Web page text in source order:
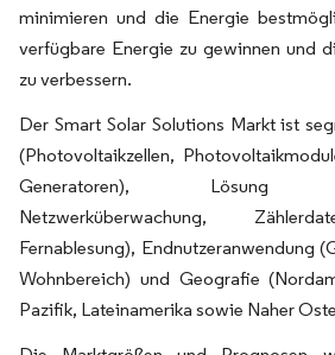
minimieren und die Energie
verfügbare Energie zu gewinnen und
zu verbessern.
Der Smart Solar Solutions Markt ist
(Photovoltaikzellen,
Generatoren), Lösung
Netzwerküberwachung,
Fernablesung), Endnutzeranwendung
Wohnbereich) und Geografie
Pazifik, Lateinamerika sowie Naher